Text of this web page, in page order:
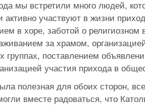
мы встретили много людей,
активно участвуют в жизни
в хоре, заботой о
за храмом,
группах, поставлением
участия прихода в
полезная для обоих сторон,
вместе радоваться, что